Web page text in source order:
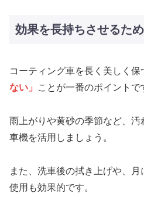
効果を長持ちさせるた
コーティング車を長く美しく保
ない」
ことが一番のポイントで
雨上がりや黄砂の季節など、
車機を活用しましょう。
また、洗車後の拭き上げや、
使用も効果的です。